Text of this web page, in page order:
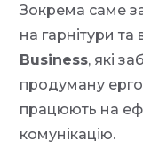
Зокрема саме
на гарнітури та
Business, які
продуману
працюють на
комунікацію.